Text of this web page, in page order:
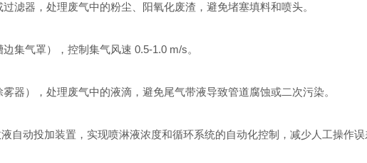
滤器，处理废气中的粉尘、阳氧化废渣，避免堵塞填料和喷头。
集气罩），控制集气风速 0.5-1.0 m/s。
器），处理废气中的液滴，避免尾气带液导致管道腐蚀或二次污染。
自动投加装置，实现喷淋液浓度和循环系统的自动化控制，减少人工操作